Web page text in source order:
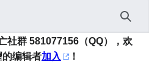
搜索
社群 581077156（QQ），欢
的编辑者加入 ！